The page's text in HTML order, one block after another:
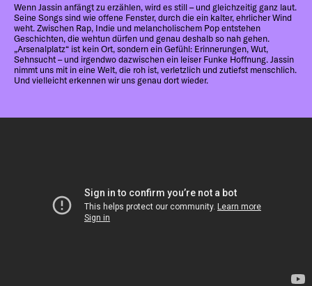
Wenn Jassin anfängt zu erzählen, wird es still – und gleichzeitig ganz laut.
Seine Songs sind wie offene Fenster, durch die ein kalter, ehrlicher Wind
weht. Zwischen Rap, Indie und melancholischem Pop entstehen
Geschichten, die wehtun dürfen und genau deshalb so nah gehen.
„Arsenalplatz“ ist kein Ort, sondern ein Gefühl: Erinnerungen, Wut,
Sehnsucht – und irgendwo dazwischen ein leiser Funke Hoffnung. Jassin
nimmt uns mit in eine Welt, die roh ist, verletzlich und zutiefst menschlich.
Und vielleicht erkennen wir uns genau dort wieder.